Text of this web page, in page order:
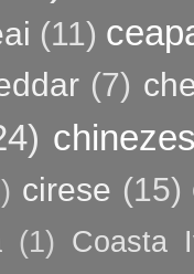
(11)
(7)
cirese (15)
(1) Coasta